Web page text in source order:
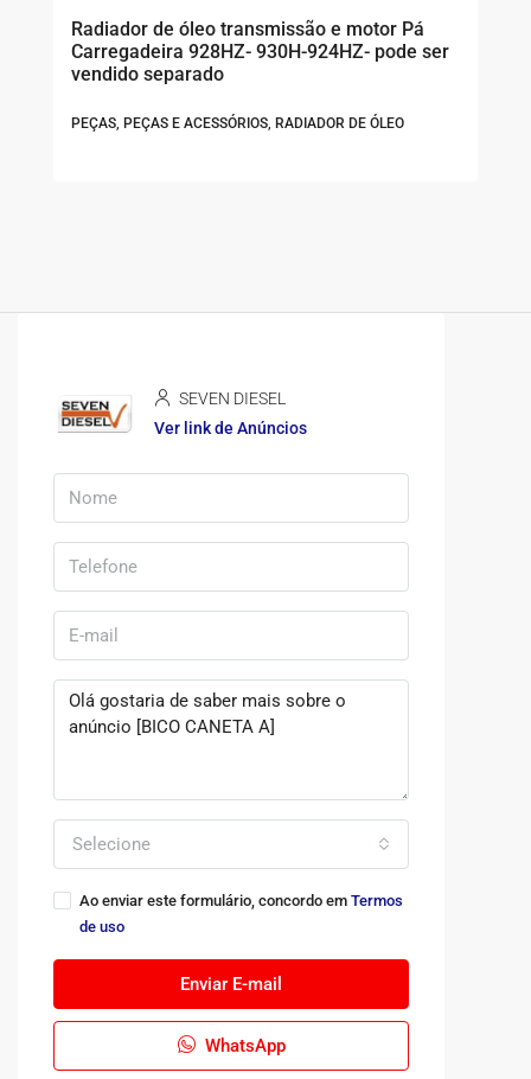
Radiador de óleo transmissão e motor Pá
Carregadeira 928HZ- 930H-924HZ- pode ser
vendido separado
PEÇAS, PEÇAS E ACESSÓRIOS, RADIADOR DE ÓLEO
SEVEN DIESEL
Ver link de Anúncios
Selecione
Ao enviar este formulário, concordo em Termos
de uso
Enviar E-mail
WhatsApp